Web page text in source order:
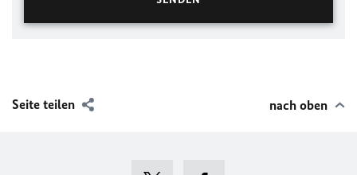
Seite teilen nach oben